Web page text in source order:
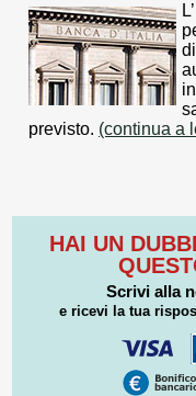
previsto. (continua a
HAI UN
Scrivi alla
e ricevi la tua